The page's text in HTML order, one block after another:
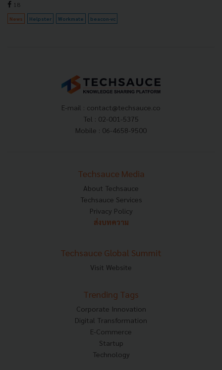
18
News Helpster Workmate beacon-vc
E-mail : contact@techsauce.co
Tel : 02-001-5375
Mobile : 06-4658-9500
Techsauce Media
About Techsauce
Techsauce Services
Privacy Policy
ส่งบทความ
Techsauce Global Summit
Visit Website
Trending Tags
Corporate Innovation
Digital Transformation
E-Commerce
Startup
Technology